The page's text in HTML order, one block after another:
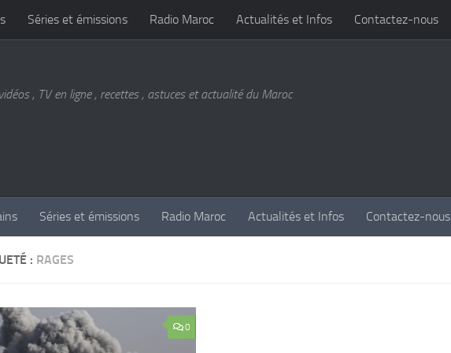
Séries et émissions Radio Maroc Actualités et Infos Contactez-nous
, TV en ligne , recettes , astuces et actualité du Maroc
Séries et émissions Radio Maroc Actualités et Infos Contactez-nous
: RAGES
0